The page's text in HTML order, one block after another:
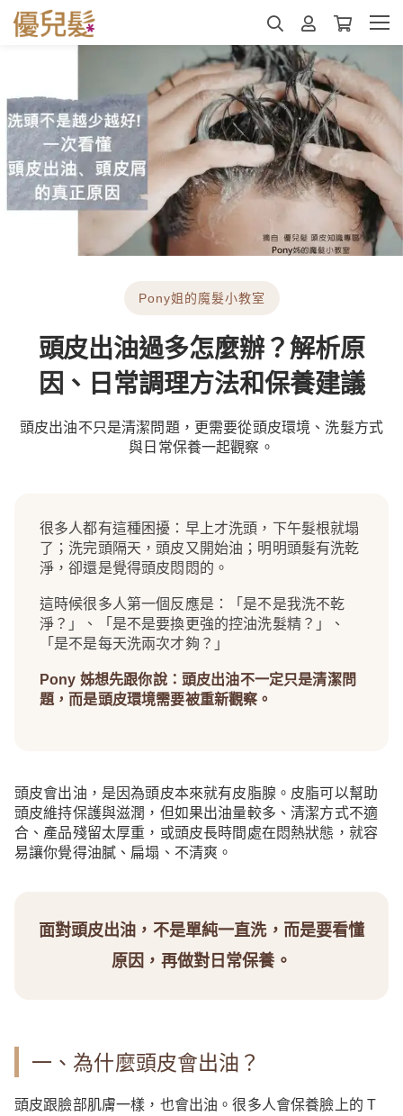
Pony姐的魔髮小教室
頭皮出油過多怎麼辦？解析原
因、日常調理方法和保養建議
頭皮出油不只是清潔問題，更需要從頭皮環境、洗髮方式
與日常保養一起觀察。
很多人都有這種困擾：早上才洗頭，下午髮根就塌
了；洗完頭隔天，頭皮又開始油；明明頭髮有洗乾
淨，卻還是覺得頭皮悶悶的。
這時候很多人第一個反應是：「是不是我洗不乾
淨？」、「是不是要換更強的控油洗髮精？」、
「是不是每天洗兩次才夠？」
Pony 姊想先跟你說：頭皮出油不一定只是清潔問
題，而是頭皮環境需要被重新觀察。
頭皮會出油，是因為頭皮本來就有皮脂腺。皮脂可以幫助
頭皮維持保護與滋潤，但如果出油量較多、清潔方式不適
合、產品殘留太厚重，或頭皮長時間處在悶熱狀態，就容
易讓你覺得油膩、扁塌、不清爽。
面對頭皮出油，不是單純一直洗，而是要看懂
原因，再做對日常保養。
一、為什麼頭皮會出油？
頭皮跟臉部肌膚一樣，也會出油。很多人會保養臉上的 T